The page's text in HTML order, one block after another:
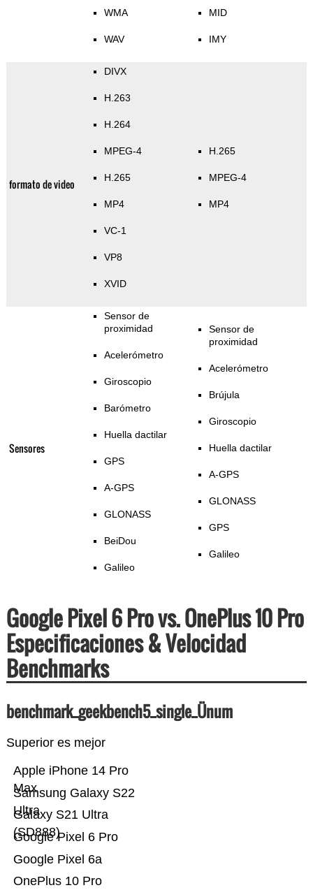
WMA
WAV
MID
IMY
formato de video
DIVX
H.263
H.264
MPEG-4
H.265
MP4
VC-1
VP8
XVID
H.265
MPEG-4
MP4
Sensores
Sensor de
proximidad
Acelerómetro
Giroscopio
Barómetro
Huella dactilar
GPS
A-GPS
GLONASS
BeiDou
Galileo
Sensor de
proximidad
Acelerómetro
Brújula
Giroscopio
Huella dactilar
A-GPS
GLONASS
GPS
Galileo
Google Pixel 6 Pro vs. OnePlus 10 Pro
Especificaciones & Velocidad
Benchmarks
benchmark_geekbench5_single_Ünum
Superior es mejor
OnePlus 10 Pro
Google Pixel 6a
Google Pixel 6 Pro
Galaxy S21 Ultra
(SD888)
Samsung Galaxy S22
Ultra
Apple iPhone 14 Pro
Max